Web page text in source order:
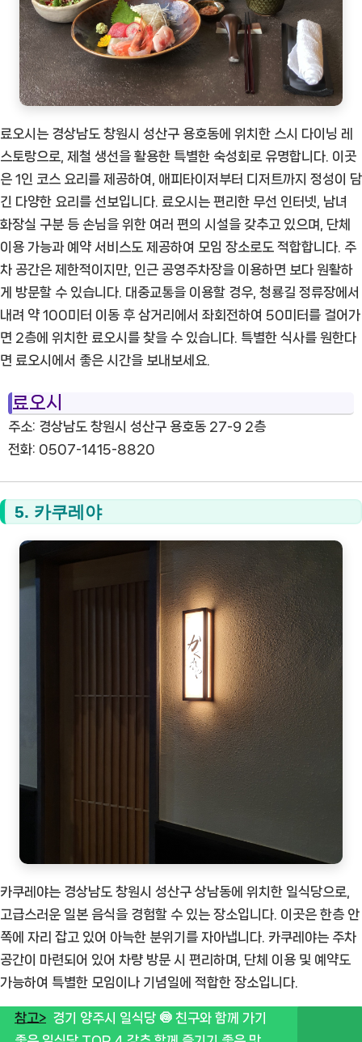
료오시는 경상남도 창원시 성산구 용호동에 위치한 스시 다이닝 레
스토랑으로, 제철 생선을 활용한 특별한 숙성회로 유명합니다. 이곳
은 1인 코스 요리를 제공하여, 애피타이저부터 디저트까지 정성이 담
긴 다양한 요리를 선보입니다. 료오시는 편리한 무선 인터넷, 남녀
화장실 구분 등 손님을 위한 여러 편의 시설을 갖추고 있으며, 단체
이용 가능과 예약 서비스도 제공하여 모임 장소로도 적합합니다. 주
차 공간은 제한적이지만, 인근 공영주차장을 이용하면 보다 원활하
게 방문할 수 있습니다. 대중교통을 이용할 경우, 청룡길 정류장에서
내려 약 100미터 이동 후 삼거리에서 좌회전하여 50미터를 걸어가
면 2층에 위치한 료오시를 찾을 수 있습니다. 특별한 식사를 원한다
면 료오시에서 좋은 시간을 보내보세요.
료오시
주소: 경상남도 창원시 성산구 용호동 27-9 2층
전화: 0507-1415-8820
5. 카쿠레야
카쿠레야는 경상남도 창원시 성산구 상남동에 위치한 일식당으로,
고급스러운 일본 음식을 경험할 수 있는 장소입니다. 이곳은 한층 안
쪽에 자리 잡고 있어 아늑한 분위기를 자아냅니다. 카쿠레야는 주차
공간이 마련되어 있어 차량 방문 시 편리하며, 단체 이용 및 예약도
가능하여 특별한 모임이나 기념일에 적합한 장소입니다.
참고> 경기 양주시 일식당 🍥 친구와 함께 가기